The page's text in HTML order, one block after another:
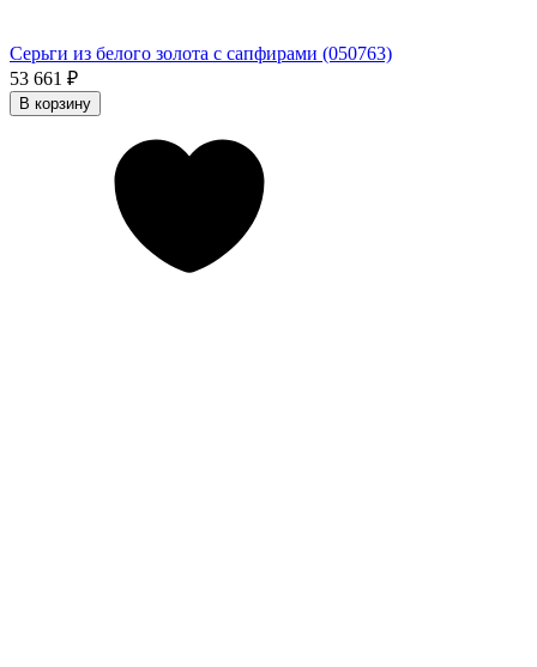
Серьги из белого золота с сапфирами (050763)
53 661 ₽
В корзину